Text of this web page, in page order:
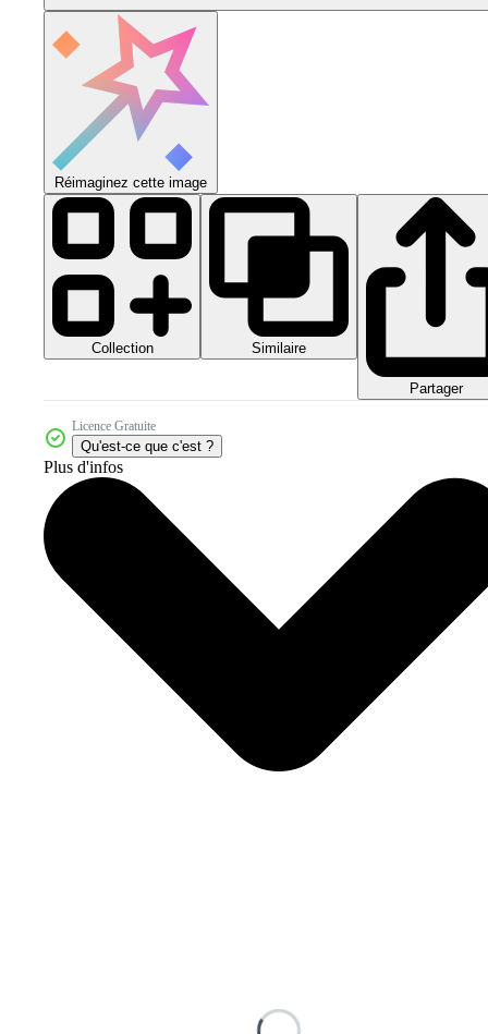
Réimaginez cette image
Collection Similaire
Partager
Licence Gratuite
Qu'est-ce que c'est ?
Plus d'infos